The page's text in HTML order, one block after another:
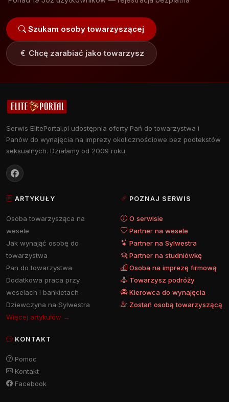
Szukam osoby towarzyszącej
Chcę zarabiać jako towarzysz
Serwis ElitePortal.pl udostępnia oferty Pań do towarzystwa i
Panów do wynajęcia na imprezy okolicznościowe bez podtekstów
seksualnych. Działamy od 2009 roku.
ARTYKUŁY
Osoba towarzysząca na
wesele
Jak wynająć osobę do
towarzystwa
Pan do towarzystwa
Dodatkowa praca przy
weselach i bankietach
Dziewczyna na Sylwestra
Więcej artykułów →
POZNAJ SERWIS
O serwisie
Partner na wesele
Partner na Sylwestra
Partner na studniówkę
Osoba na imprezę firmową
Towarzysz podróży
Kierowca do wynajęcia
Zostań osobą towarzyszącą
KONTAKT
Pomoc
Kontakt
Facebook